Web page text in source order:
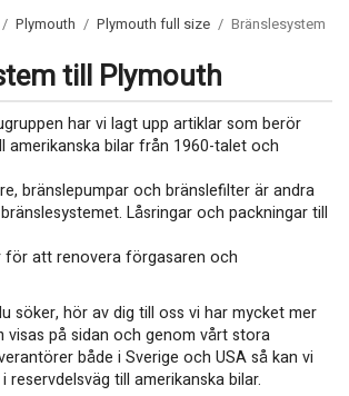
/ Plymouth / Plymouth full size / Bränslesystem
till Plymouth
har vi lagt upp artiklar som berör
amerikanska bilar från 1960-talet och
bränslepumpar och bränslefilter är andra
Låsringar och packningar till
för att renovera förgasaren och
söker, hör av dig till oss vi har mycket mer
visas på sidan och genom vårt stora
både i Sverige och USA så kan vi
till amerikanska bilar.